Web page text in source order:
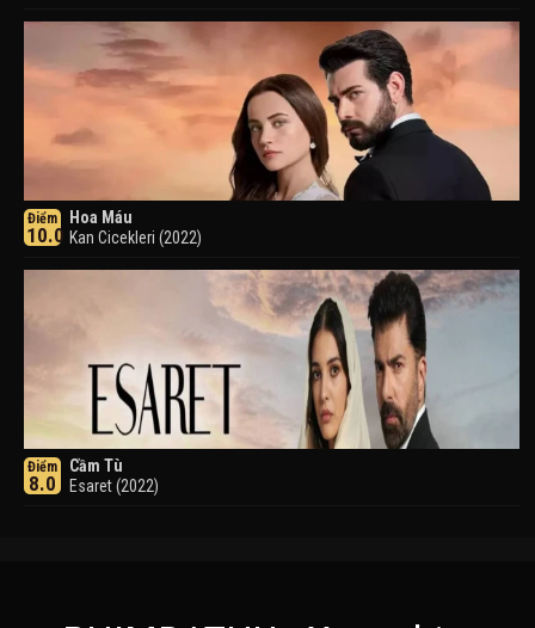
Điểm
10.0
Hoa Máu
Kan Cicekleri (2022)
Điểm
8.0
Cầm Tù
Esaret (2022)